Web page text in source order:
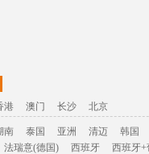
港 澳门 长沙 北京
南 泰国 亚洲 清迈
韩国
法瑞意(德国) 西班牙
西班牙+